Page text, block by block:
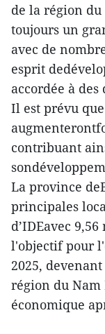
de la région du
toujours un
avec de
esprit
accordée à
Il est prévu
contribuant
La province
principales
d’IDEavec
l'objectif pour
2025,
région du Nam
économique